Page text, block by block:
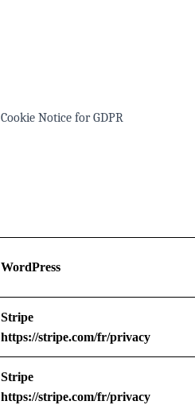
Cookie Notice for GDPR
WordPress
Stripe
https://stripe.com/fr/privacy
Stripe
https://stripe.com/fr/privacy